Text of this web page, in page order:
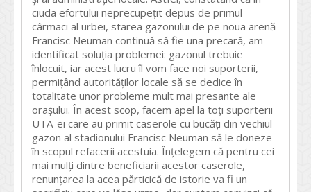
ciuda efortului neprecupețit depus de primul
cârmaci al urbei, starea gazonului de pe noua arenă
Francisc Neuman continuă să fie una precară, am
identificat soluția problemei: gazonul trebuie
înlocuit, iar acest lucru îl vom face noi suporterii,
permițând autorităților locale să se dedice în
totalitate unor probleme mult mai presante ale
orașului. În acest scop, facem apel la toți suporterii
UTA-ei care au primit caserole cu bucăți din vechiul
gazon al stadionului Francisc Neuman să le doneze
în scopul refacerii acestuia. Înțelegem că pentru cei
mai mulți dintre beneficiarii acestor caserole,
renunțarea la acea părticică de istorie va fi un